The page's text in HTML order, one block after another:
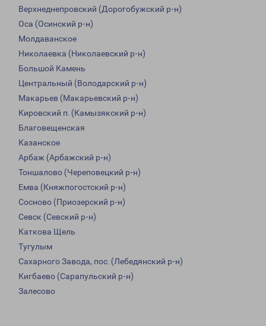
Верхнеднепровский (Дорогобужский р-н)
Оса (Осинский р-н)
Молдаванское
Николаевка (Николаевский р-н)
Большой Камень
Центральный (Володарский р-н)
Макарьев (Макарьевский р-н)
Кировский п. (Камызякский р-н)
Благовещенская
Казанское
Арбаж (Арбажский р-н)
Тоншалово (Череповецкий р-н)
Емва (Княжпогостский р-н)
Сосново (Приозерский р-н)
Севск (Севский р-н)
Каткова Щель
Тугулым
Сахарного Завода, пос. (Лебедянский р-н)
Кигбаево (Сарапульский р-н)
Залесово